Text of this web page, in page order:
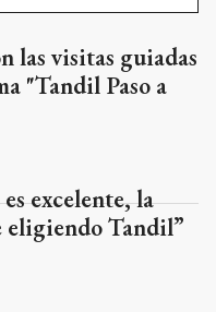
las visitas guiadas
"Tandil Paso a
excelente, la
eligiendo Tandil”